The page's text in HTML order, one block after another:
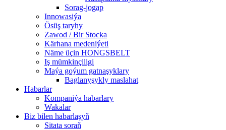
Sorag-jogap
Innowasiýa
Ösüş taryhy
Zawod / Bir Stocka
Kärhana medeniýeti
Näme üçin HONGSBELT
Iş mümkinçiligi
Maýa goýum gatnaşyklary
Baglanyşykly maslahat
Habarlar
Kompaniýa habarlary
Wakalar
Biz bilen habarlaşyň
Sitata soraň